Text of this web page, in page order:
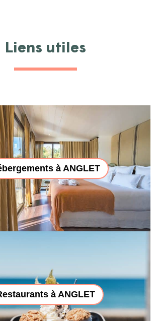
Liens utiles
à ANGLET
à ANGLET